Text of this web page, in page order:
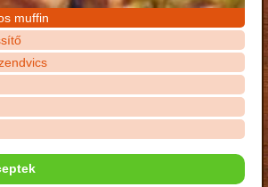
muffin